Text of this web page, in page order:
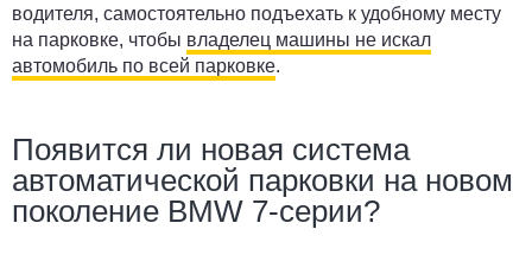
водителя, самостоятельно подъехать к удобному месту
на парковке, чтобы владелец машины не искал
автомобиль по всей парковке.
Появится ли новая система
автоматической парковки на новом
поколение BMW 7-серии?